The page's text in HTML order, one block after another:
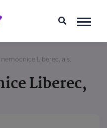
Liberec, a.s.
Liberec,